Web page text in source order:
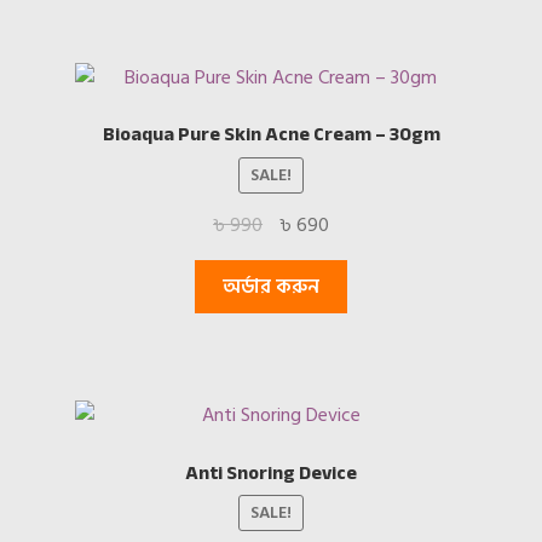
Bioaqua Pure Skin Acne Cream – 30gm
SALE!
৳990 Original
price
was:
৳ 990.
৳690Current
price
৳ 690.
অর্ডার করুন
Anti Snoring Device
SALE!